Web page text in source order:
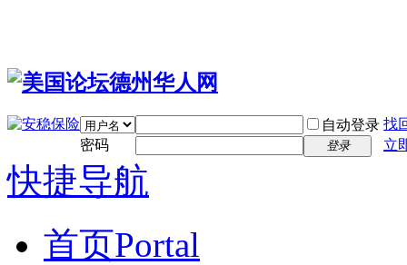
自动登录 找
密码
登录 立
快捷导航
首页Portal